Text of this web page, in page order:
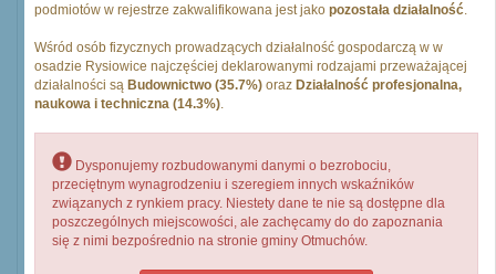
podmiotów w rejestrze zakwalifikowana jest jako pozostała działalność.
Wśród osób fizycznych prowadzących działalność gospodarczą w w
osadzie Rysiowice najczęściej deklarowanymi rodzajami przeważającej
działalności są Budownictwo (35.7%) oraz Działalność profesjonalna,
naukowa i techniczna (14.3%).
Dysponujemy rozbudowanymi danymi o bezrobociu,
przeciętnym wynagrodzeniu i szeregiem innych wskaźników
związanych z rynkiem pracy. Niestety dane te nie są dostępne dla
poszczególnych miejscowości, ale zachęcamy do do zapoznania
się z nimi bezpośrednio na stronie gminy Otmuchów.